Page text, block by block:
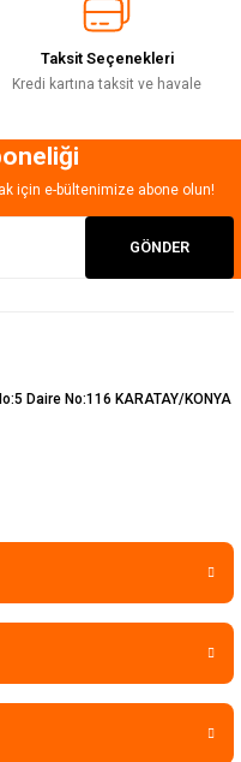
Taksit Seçenekleri
Kredi kartına taksit ve havale
için e-bültenimize abone olun!
GÖNDER
Daire No:116 KARATAY/KONYA